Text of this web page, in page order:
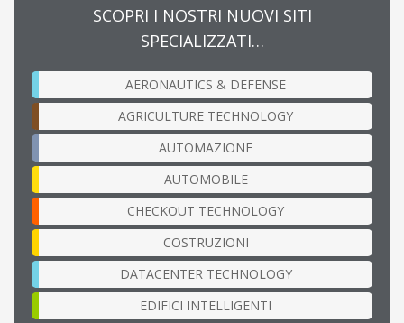
SCOPRI I NOSTRI NUOVI SITI
SPECIALIZZATI…
AERONAUTICS & DEFENSE
AGRICULTURE TECHNOLOGY
AUTOMAZIONE
AUTOMOBILE
CHECKOUT TECHNOLOGY
COSTRUZIONI
DATACENTER TECHNOLOGY
EDIFICI INTELLIGENTI